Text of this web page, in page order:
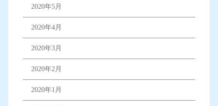
2020年5月
2020年4月
2020年3月
2020年2月
2020年1月